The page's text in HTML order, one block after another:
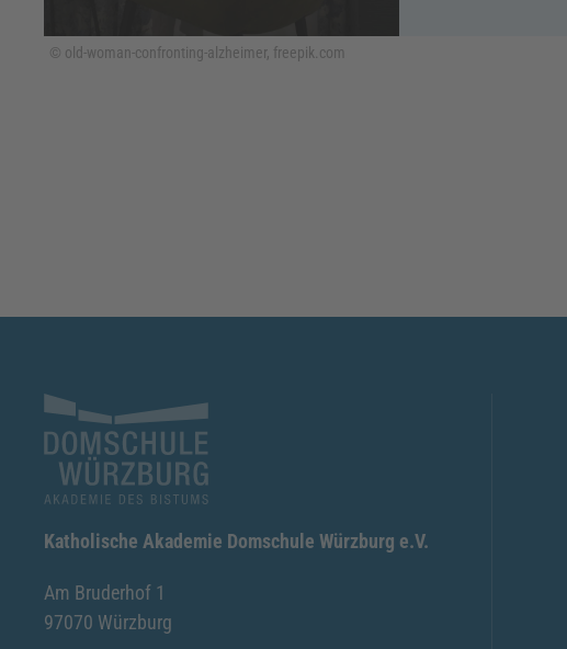
© old-woman-confronting-alzheimer, freepik.com
Katholische Akademie Domschule Würzburg e.V.
Am Bruderhof 1
97070 Würzburg